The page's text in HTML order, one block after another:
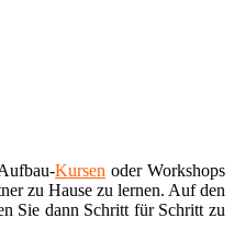
Kursen oder Workshops
zu Hause zu lernen. Auf den
Sie dann Schritt für Schritt zu